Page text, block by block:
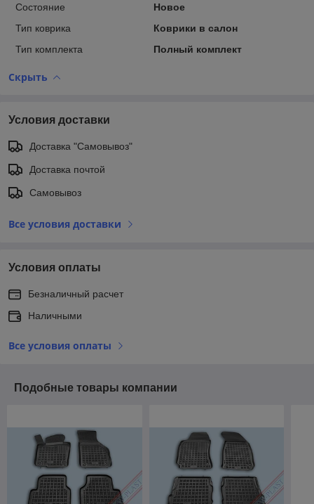
Состояние
Новое
Тип коврика
Коврики в салон
Тип комплекта
Полный комплект
Скрыть
Условия доставки
Доставка "Самовывоз"
Доставка почтой
Самовывоз
Все условия доставки
Условия оплаты
Безналичный расчет
Наличными
Все условия оплаты
Подобные товары компании